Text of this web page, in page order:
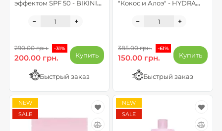
эффектом SPF 50 - BIKINI
290.00 грн. -31%
200.00 грн. Купить
Быстрый заказ
"Кокос и Алоэ" - HYDRA
385.00 грн. -61%
150.00 грн. Купить
Быстрый заказ
NEW
SALE
NEW
SALE